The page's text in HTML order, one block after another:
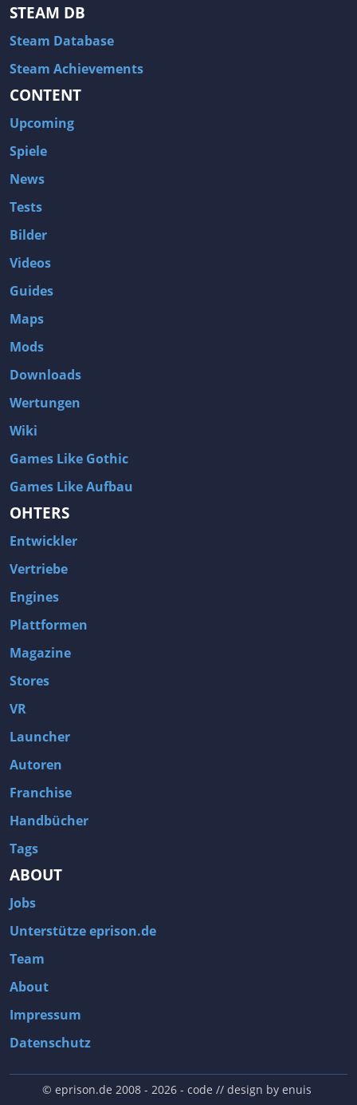
STEAM DB
Steam Database
Steam Achievements
CONTENT
Upcoming
Spiele
News
Tests
Bilder
Videos
Guides
Maps
Mods
Downloads
Wertungen
Wiki
Games Like Gothic
Games Like Aufbau
OHTERS
Entwickler
Vertriebe
Engines
Plattformen
Magazine
Stores
VR
Launcher
Autoren
Franchise
Handbücher
Tags
ABOUT
Jobs
Unterstütze eprison.de
Team
About
Impressum
Datenschutz
© eprison.de 2008 - 2026- code // design by enuis